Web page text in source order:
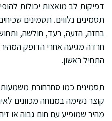
דפיקות לב מואצות יכולות
תסמינים נלווים. תסמינים
בחזה, הזעה, רעד, חולשה,
חרדה מגיעה אחרי הדופק
התחיל ראשון.
תסמינים כמו סחרחורת
קוצר נשימה במנוחה מכוונים
מהיר שמופיע עם חום גבוה או